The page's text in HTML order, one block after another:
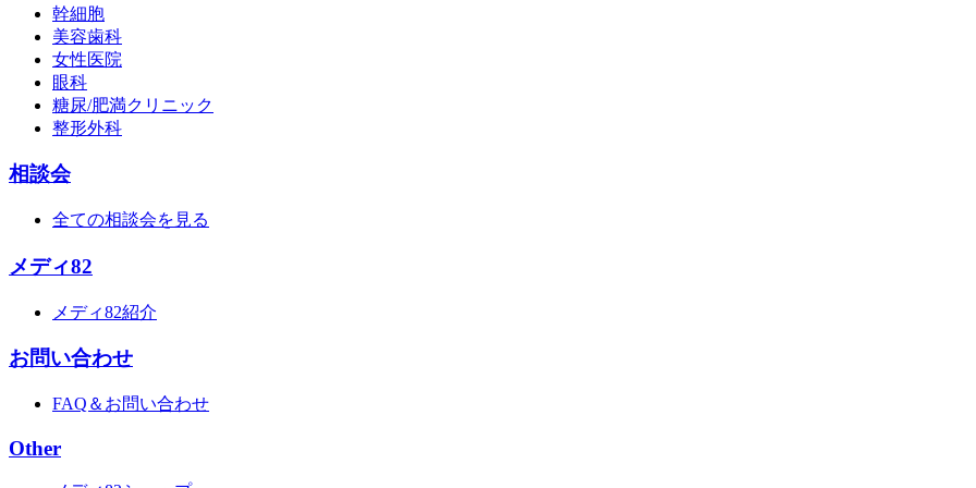
幹細胞
美容歯科
女性医院
眼科
糖尿/肥満クリニック
整形外科
相談会
全ての相談会を見る
メディ82
メディ82紹介
お問い合わせ
FAQ＆お問い合わせ
Other